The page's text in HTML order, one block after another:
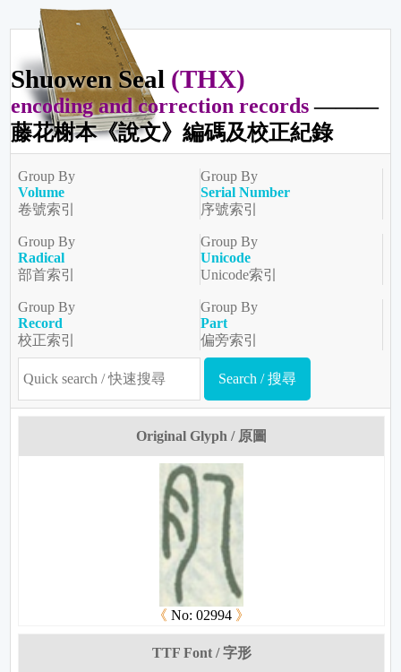
Shuowen Seal (THX)
encoding and correction records ———
藤花榭本《說文》編碼及校正紀錄
Group By
Volume
卷號索引
Group By
Serial Number
序號索引
Group By
Radical
部首索引
Group By
Unicode
Unicode索引
Group By
Record
校正索引
Group By
Part
偏旁索引
Original Glyph / 原圖
《 No: 02994 》
TTF Font / 字形